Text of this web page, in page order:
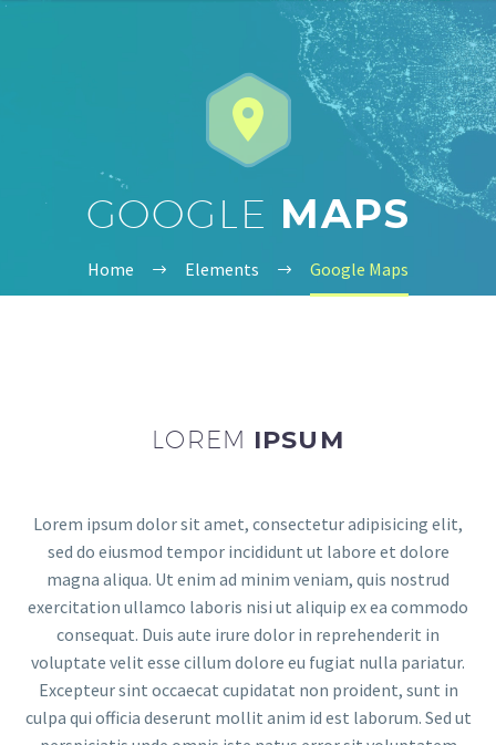


GOOGLE MAPS
Home Elements Google Maps
LOREM IPSUM
Lorem ipsum dolor sit amet, consectetur adipisicing elit,
sed do eiusmod tempor incididunt ut labore et dolore
magna aliqua. Ut enim ad minim veniam, quis nostrud
exercitation ullamco laboris nisi ut aliquip ex ea commodo
consequat. Duis aute irure dolor in reprehenderit in
voluptate velit esse cillum dolore eu fugiat nulla pariatur.
Excepteur sint occaecat cupidatat non proident, sunt in
culpa qui officia deserunt mollit anim id est laborum. Sed ut